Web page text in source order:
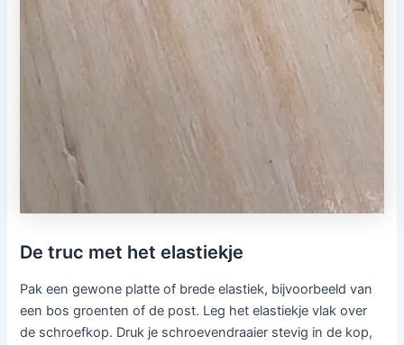
De truc met het elastiekje
Pak een gewone platte of brede elastiek, bijvoorbeeld van
een bos groenten of de post. Leg het elastiekje vlak over
de schroefkop. Druk je schroevendraaier stevig in de kop,